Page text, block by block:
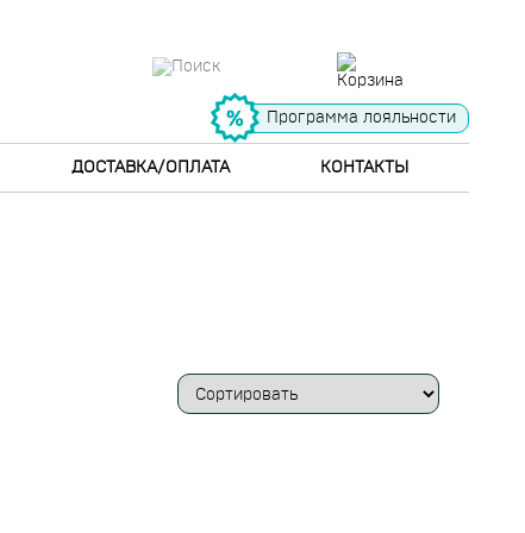
Программа лояльности
ДОСТАВКА/ОПЛАТА КОНТАКТЫ